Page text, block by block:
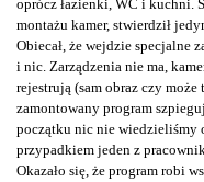
oprócz łazienki, WC i kuchni.
montażu kamer, stwierdził
Obiecał, że wejdzie specjalne
i nic. Zarządzenia nie ma,
rejestrują (sam obraz czy
zamontowany program
początku nic nie wiedzieliśmy
przypadkiem jeden z
Okazało się, że program robi